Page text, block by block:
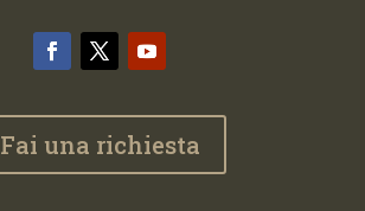
Fai una richiesta